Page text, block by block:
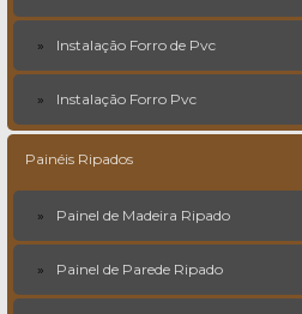
Instalação Forro de Pvc
Instalação Forro Pvc
Painéis Ripados
Painel de Madeira Ripado
Painel de Parede Ripado